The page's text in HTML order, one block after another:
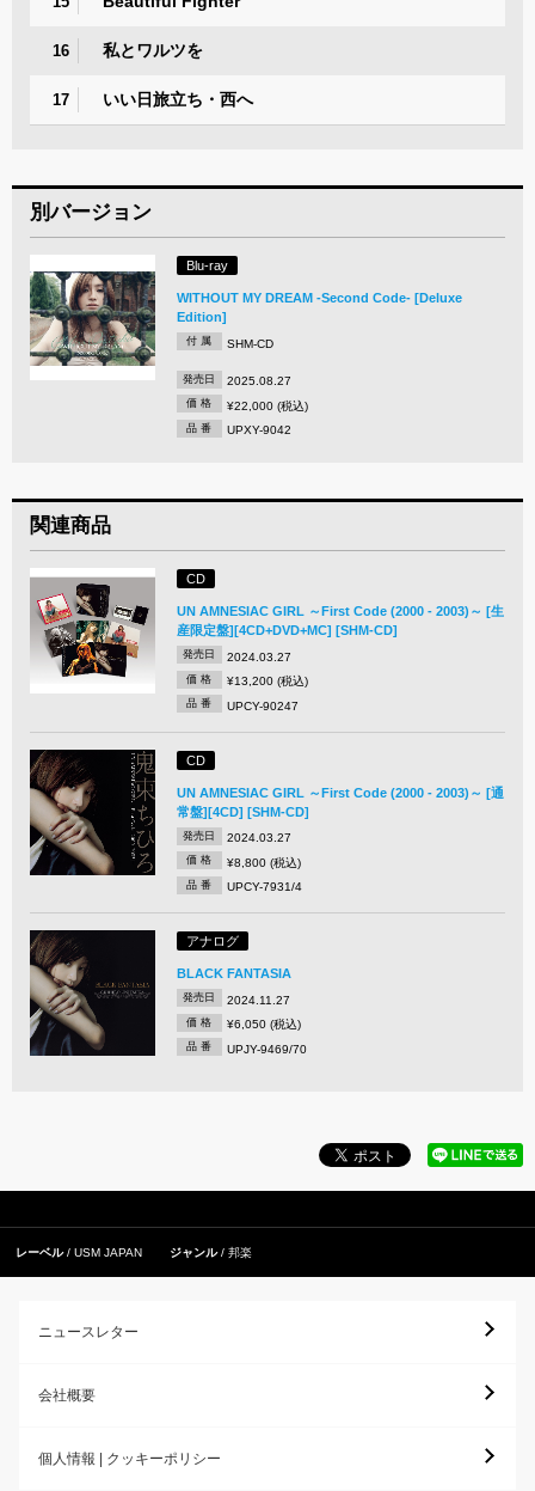
16 私とワルツを
17 いい日旅立ち・西へ
別バージョン
Blu-ray
WITHOUT MY DREAM -Second Code- [Deluxe
Edition]
付 属 SHM-CD
発売日 2025.08.27
価 格 ¥22,000 (税込)
品 番 UPXY-9042
関連商品
CD
UN AMNESIAC GIRL ～First Code (2000 - 2003)～ [生
産限定盤][4CD+DVD+MC] [SHM-CD]
発売日 2024.03.27
価 格 ¥13,200 (税込)
品 番 UPCY-90247
CD
UN AMNESIAC GIRL ～First Code (2000 - 2003)～ [通
常盤][4CD] [SHM-CD]
発売日 2024.03.27
価 格 ¥8,800 (税込)
品 番 UPCY-7931/4
アナログ
BLACK FANTASIA
発売日 2024.11.27
価 格 ¥6,050 (税込)
品 番 UPJY-9469/70
レーベル USM JAPAN ジャンル 邦楽
ニュースレター
会社概要
個人情報 | クッキーポリシー